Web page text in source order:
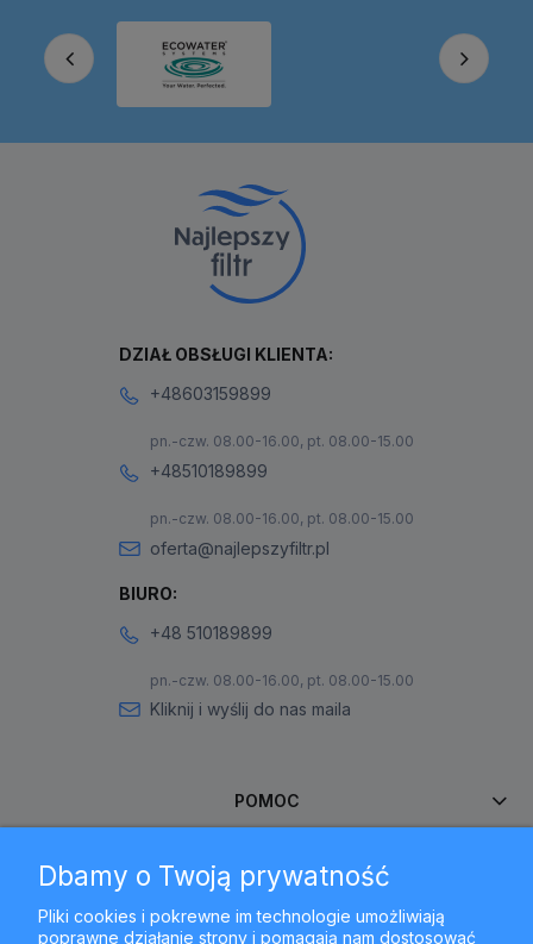
DZIAŁ OBSŁUGI KLIENTA:
+48603159899
pn.-czw. 08.00-16.00, pt. 08.00-15.00
+48510189899
pn.-czw. 08.00-16.00, pt. 08.00-15.00
oferta@najlepszyfiltr.pl
BIURO:
+48 510189899
pn.-czw. 08.00-16.00, pt. 08.00-15.00
Kliknij i wyślij do nas maila
POMOC
MOJE KONTO
PŁATNOŚCI I DOSTAWA
Dbamy o Twoją prywatność
Pliki cookies i pokrewne im technologie umożliwiają
poprawne działanie strony i pomagają nam dostosować